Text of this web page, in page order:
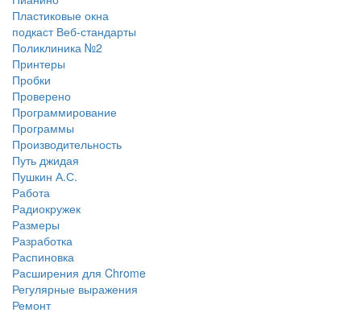
Пластиковые окна
подкаст Веб-стандарты
Поликлиника №2
Принтеры
Пробки
Проверено
Программирование
Программы
Производительность
Путь джидая
Пушкин А.С.
Работа
Радиокружек
Размеры
Разработка
Распиновка
Расширения для Chrome
Регулярные выражения
Ремонт